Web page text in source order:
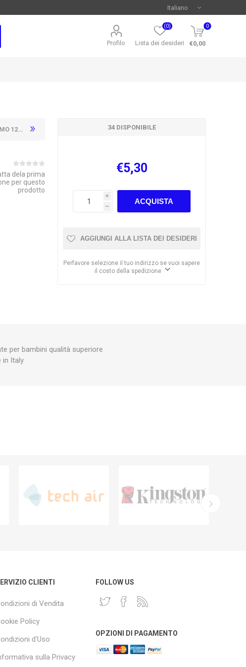
Profilo Lista dei desideri
(0) 0
€0,00
3,8MM
dela prima
per questo
prodotto
34 DISPONIBILE
€5,30
i
h
ACQUISTA
AGGIUNGI ALLA LISTA DEI DESIDERI
Perfavore selezione il tuo indirizzo se vuoi sapere
il costo della spedizione
per bambini qualità superiore
in Italy
CLIENTI
di Vendita
Policy
d'Uso
sulla Privacy
FOLLOW US
OPZIONI DI PAGAMENTO